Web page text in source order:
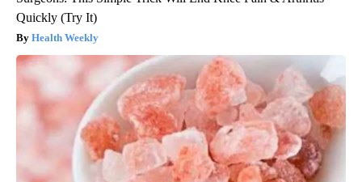
Quickly (Try It)
Health Weekly